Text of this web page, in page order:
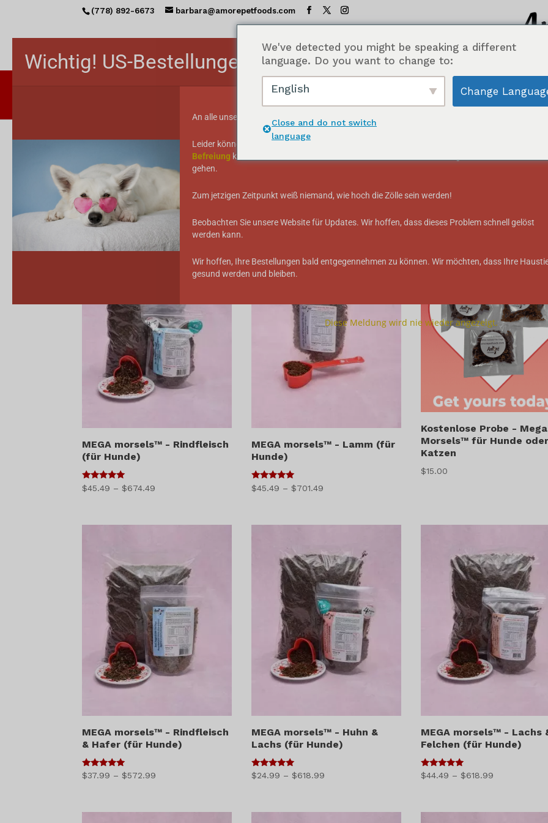
(778) 892-6673 barbara@amorepetfoods.com
STARTSEITE GESCHMACKSTEST-TABELLE
/ Produkte mit dem Stichwort "real meat"
echtes Fleisch
Alle 26-Ergebnisse anzeigen
Sortiert
nach
MEGA morsels™ - Rindfleisch
(für Hunde)
5
von 5
$45.49 –$674.49
MEGA morsels™ - Lamm (für
Hunde)
5
von 5
$45.49 –$701.49
Kostenlose Probe - Mega
Morsels™ für Hunde
Katzen
$15.00
MEGA morsels™ - Rindfleisch
& Hafer (für Hunde)
5
von 5
$37.99 –$572.99
MEGA morsels™ - Huhn &
Lachs (für Hunde)
5
von 5
$24.99 –$618.99
MEGA morsels™ - Lachs
Felchen (für Hunde)
5
von 5
$44.49 –$618.99
We've detected you might be speaking a different
language. Do you want to change to:
English Change
Close and do not switch
language
Wichtig! US-Bestellungen vorübergehend ausgesetzt.
An alle unsere US-Kunden:
Leider können wir Ihre Bestellungen nicht annehmen. Aufgrund der
Befreiung keine kanadischen Versandunternehmen nehmen Bestellungen an, die in die USA
gehen.
Zum jetzigen Zeitpunkt weiß niemand, wie hoch die Zölle sein werden!
Beobachten Sie unsere Website für Updates. Wir hoffen, dass dieses Problem schnell gelöst
werden kann.
Wir hoffen, Ihre Bestellungen bald entgegennehmen zu können. Wir möchten, dass Ihre
gesund werden und bleiben.
Diese Meldung wird nie wieder angezeigt.